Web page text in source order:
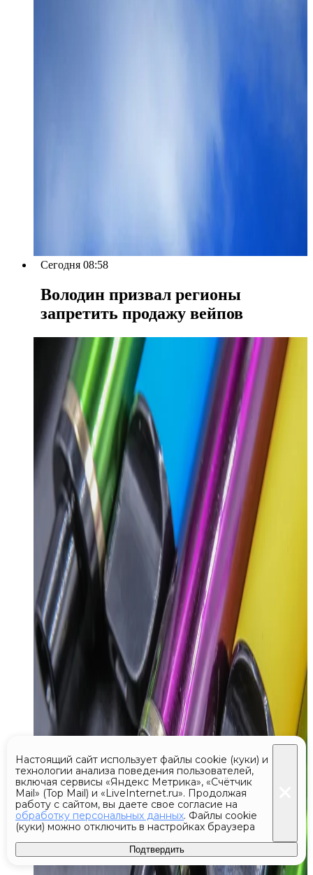
Сегодня 08:58
Володин призвал регионы
запретить продажу вейпов
Настоящий сайт использует файлы cookie (куки) и
технологии анализа поведения пользователей,
включая сервисы «Яндекс Метрика», «Счётчик
Mail» (Top Mail) и «LiveInternet.ru». Продолжая
работу с сайтом, вы даете свое согласие на
обработку персональных данных. Файлы cookie
(куки) можно отключить в настройках браузера
Подтвердить